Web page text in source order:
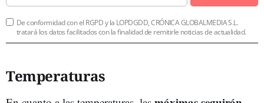
De conformidad con el RGPD y la LOPDGDD, CRÓNICA GLOBALMEDIA S.L.
tratará los datos facilitados con la finalidad de remitirle noticias de actualidad.
Temperaturas